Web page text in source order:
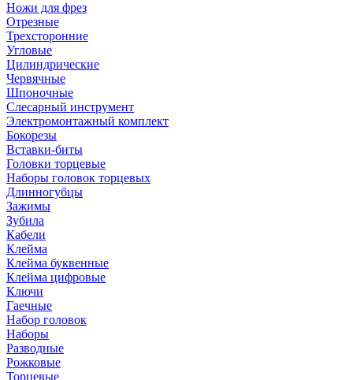
Ножи для фрез
Отрезные
Трехсторонние
Угловые
Цилиндрические
Червячные
Шпоночные
Слесарный инструмент
Электромонтажный комплект
Бокорезы
Вставки-биты
Головки торцевые
Наборы головок торцевых
Длинногубцы
Зажимы
Зубила
Кабели
Клейма
Клейма буквенные
Клейма цифровые
Ключи
Гаечные
Набор головок
Наборы
Разводные
Рожковые
Торцевые